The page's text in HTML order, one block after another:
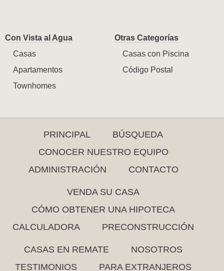
Con Vista al Agua
Casas
Apartamentos
Townhomes
Otras Categorías
Casas con Piscina
Código Postal
PRINCIPAL
BÚSQUEDA
CONOCER NUESTRO EQUIPO
ADMINISTRACIÓN
CONTACTO
VENDA SU CASA
CÓMO OBTENER UNA HIPOTECA
CALCULADORA
PRECONSTRUCCIÓN
CASAS EN REMATE
NOSOTROS
TESTIMONIOS
PARA EXTRANJEROS